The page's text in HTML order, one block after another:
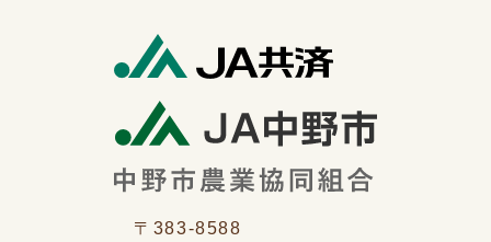
〒383-8588